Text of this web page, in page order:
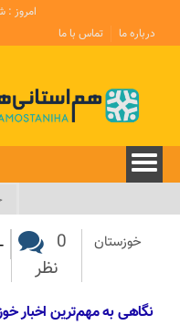
امروز : شنبه, ۱۷
درباره ما
تماس با ما
خوزستان
0
نظر
نگاهی به مهم‌ترین اخبار